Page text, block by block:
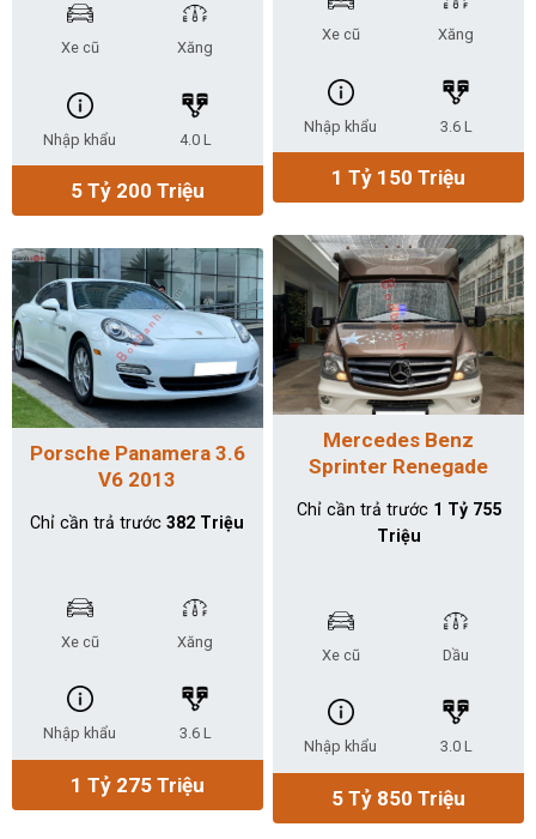
Xe cũ Xăng
Nhập khẩu 4.0 L
5 Tỷ 200 Triệu
Xe cũ Xăng
Nhập khẩu 3.6 L
1 Tỷ 150 Triệu
Porsche Panamera 3.6
V6 2013
Chỉ cần trả trước382 Triệu
Xe cũ Xăng
Nhập khẩu 3.6 L
1 Tỷ 275 Triệu
Mercedes Benz
Sprinter Renegade
Chỉ cần trả trước 1 Tỷ 755
Triệu
Xe cũ Dầu
Nhập khẩu 3.0 L
5 Tỷ 850 Triệu